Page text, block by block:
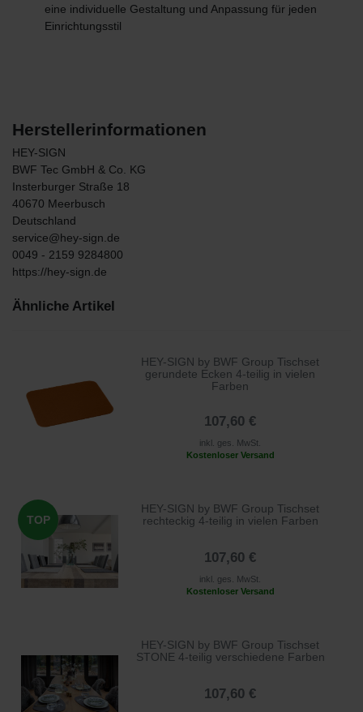
eine individuelle Gestaltung und Anpassung für jeden
Einrichtungsstil
Herstellerinformationen
HEY-SIGN
BWF Tec GmbH & Co. KG
Insterburger Straße 18
40670 Meerbusch
Deutschland
service@hey-sign.de
0049 - 2159 9284800
https://hey-sign.de
Ähnliche Artikel
HEY-SIGN by BWF Group Tischset
gerundete Ecken 4-teilig in vielen
Farben
107,60 €
inkl. ges. MwSt.
Kostenloser Versand
TOP
HEY-SIGN by BWF Group Tischset
rechteckig 4-teilig in vielen Farben
107,60 €
inkl. ges. MwSt.
Kostenloser Versand
HEY-SIGN by BWF Group Tischset
STONE 4-teilig verschiedene Farben
107,60 €